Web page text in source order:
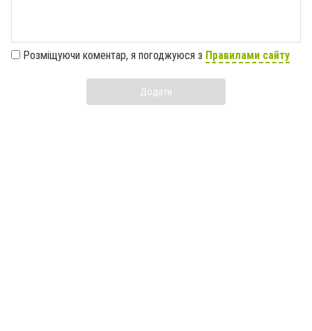
Розміщуючи коментар, я погоджуюся з Правилами сайту
Додати